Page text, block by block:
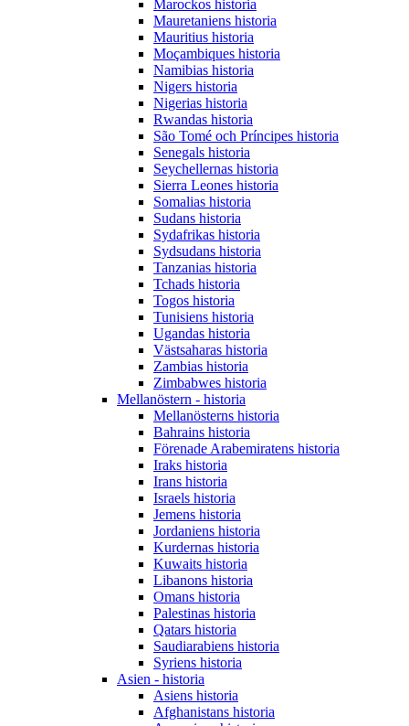
Marockos historia
Mauretaniens historia
Mauritius historia
Moçambiques historia
Namibias historia
Nigers historia
Nigerias historia
Rwandas historia
São Tomé och Príncipes historia
Senegals historia
Seychellernas historia
Sierra Leones historia
Somalias historia
Sudans historia
Sydafrikas historia
Sydsudans historia
Tanzanias historia
Tchads historia
Togos historia
Tunisiens historia
Ugandas historia
Västsaharas historia
Zambias historia
Zimbabwes historia
Mellanöstern - historia
Mellanösterns historia
Bahrains historia
Förenade Arabemiratens historia
Iraks historia
Irans historia
Israels historia
Jemens historia
Jordaniens historia
Kurdernas historia
Kuwaits historia
Libanons historia
Omans historia
Palestinas historia
Qatars historia
Saudiarabiens historia
Syriens historia
Asien - historia
Asiens historia
Afghanistans historia